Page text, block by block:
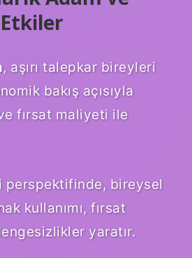
, aşırı talepkar bireyleri
bakış açısıyla
fırsat maliyeti ile
perspektifinde, bireysel
kullanımı, fırsat
yaratır.